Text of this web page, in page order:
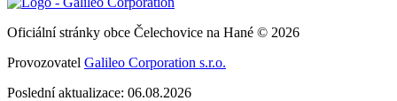
Oficiální stránky obce Čelechovice na Hané © 2026
Provozovatel Galileo Corporation s.r.o.
Poslední aktualizace: 06.08.2026